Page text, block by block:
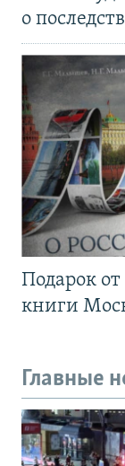
о
Подарок
книги
Главные